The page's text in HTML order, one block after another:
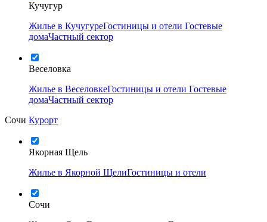
Кучугур
Жилье в КучугуреГостиницы и отели Гостевые
домаЧастный сектор
Веселовка
Жилье в ВеселовкеГостиницы и отели Гостевые
домаЧастный сектор
Сочи Курорт
Якорная Щель
Жилье в Якорной ЩелиГостиницы и отели
Сочи